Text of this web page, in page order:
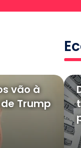
vão à
Trump